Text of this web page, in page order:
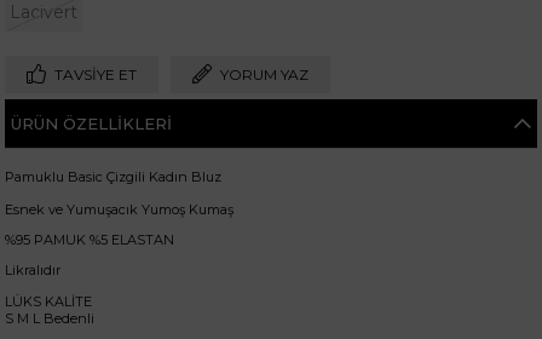
Lacivert
TAVSIYE ET YORUM YAZ
ÜRÜN ÖZELLIKLERI
Pamuklu Basic Çizgili Kadın Bluz
Esnek ve Yumuşacık Yumoş Kumaş
%95 PAMUK %5 ELASTAN
Likralıdır
LÜKS KALİTE
S M L Bedenli